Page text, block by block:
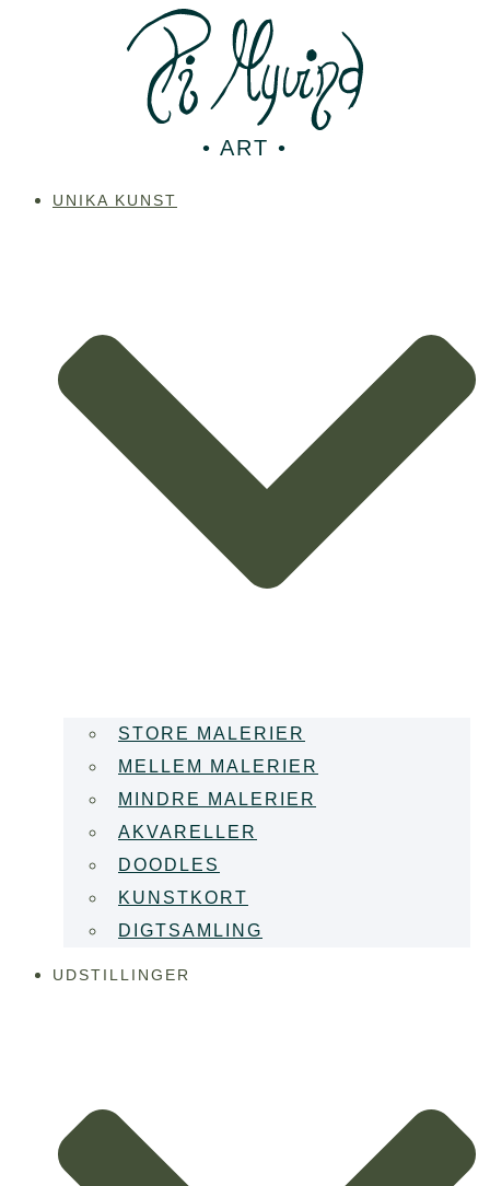
• ART •
UNIKA KUNST
STORE MALERIER
MELLEM MALERIER
MINDRE MALERIER
AKVARELLER
DOODLES
KUNSTKORT
DIGTSAMLING
UDSTILLINGER